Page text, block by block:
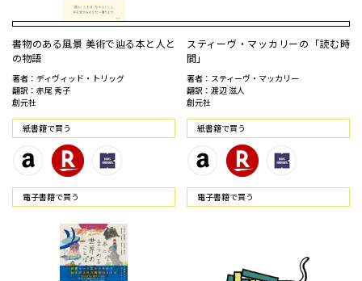
書物のある風景 美術で辿る本と人と
の物語
著者：ディヴィッド・トリッグ
翻訳：赤尾 秀子
創元社
紙書籍で買う
電⼦書籍で買う
スティーヴ・マッカリーの「読む時
間」
著者：スティーヴ・マッカリー
翻訳：渡辺 滋人
創元社
紙書籍で買う
電⼦書籍で買う